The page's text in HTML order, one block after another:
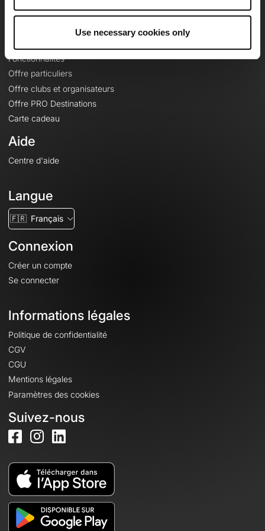
Use necessary cookies only
Fonctionnalités
Offre particuliers
Offre clubs et organisateurs
Offre PRO Destinations
Carte cadeau
Aide
Centre d'aide
Langue
🇫🇷 Français
Connexion
Créer un compte
Se connecter
Informations légales
Politique de confidentialité
CGV
CGU
Mentions légales
Paramètres des cookies
Suivez-nous